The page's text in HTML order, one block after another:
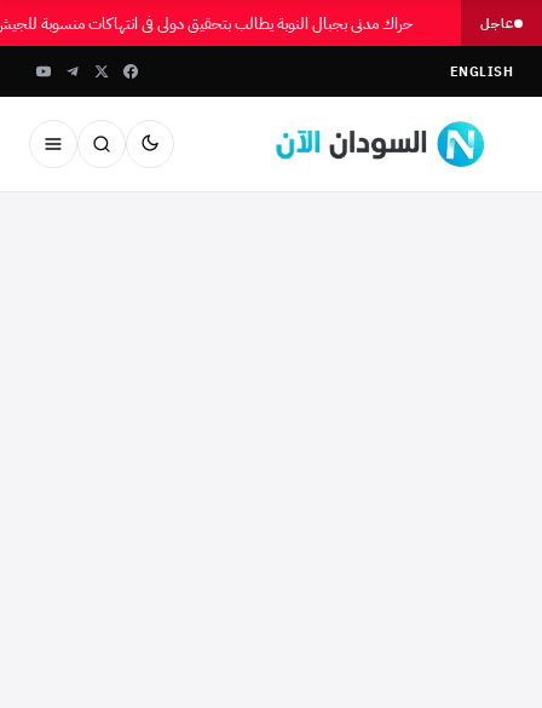
عاجل حراك مدني بجبال النوبة يطالب بتحقيق دولي في انتهاكات منسوبة
ENGLISH